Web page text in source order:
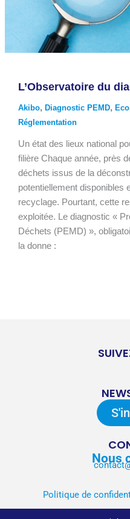
L’Observatoire du
Akibo, Diagnostic PEMD,
Réglementation
Un état des lieux national
filière Chaque année, près
déchets issus de la
potentiellement disponibles
recyclage. Pourtant, cette
exploitée. Le diagnostic «
Déchets (PEMD) »,
la donne :
Nous
Politique de